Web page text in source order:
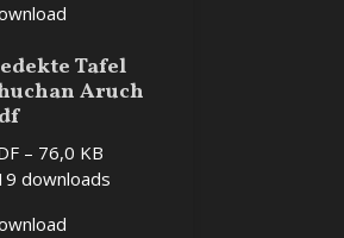
Tafel
Aruch
– 76,0 KB
downloads